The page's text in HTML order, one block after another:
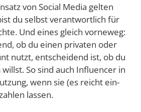
von Social Media gel­ten
du selbst ver­ant­wort­lich für
Und eines gleich vor­ne­weg:
ob du einen pri­va­ten oder
nutzt, ent­schei­dend ist, ob du
So sind auch Influen­cer in
wenn sie (es reicht ein­
lassen.